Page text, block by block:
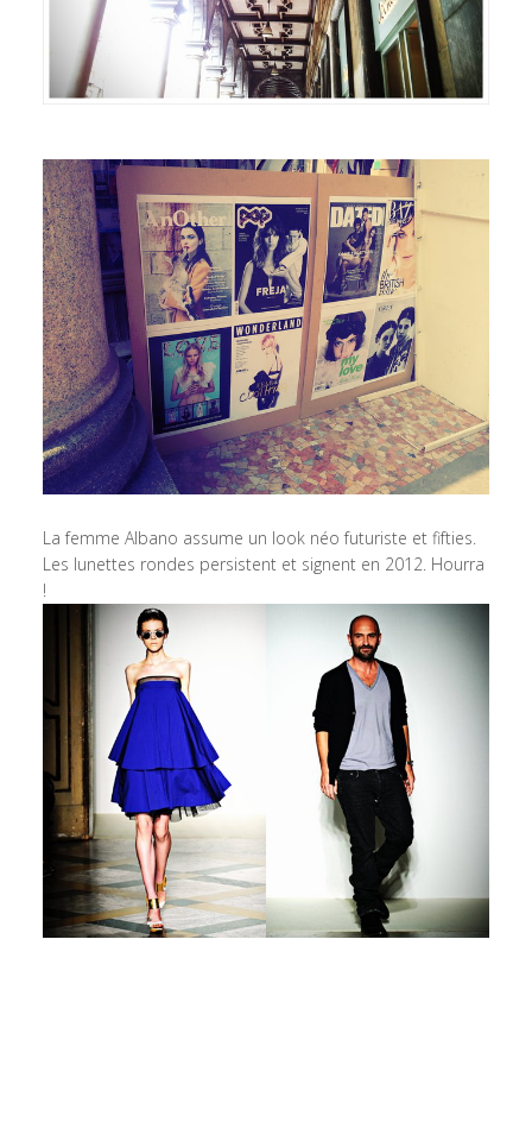
La femme Albano assume un look néo futuriste et fifties.
Les lunettes rondes persistent et signent en 2012. Hourra
!